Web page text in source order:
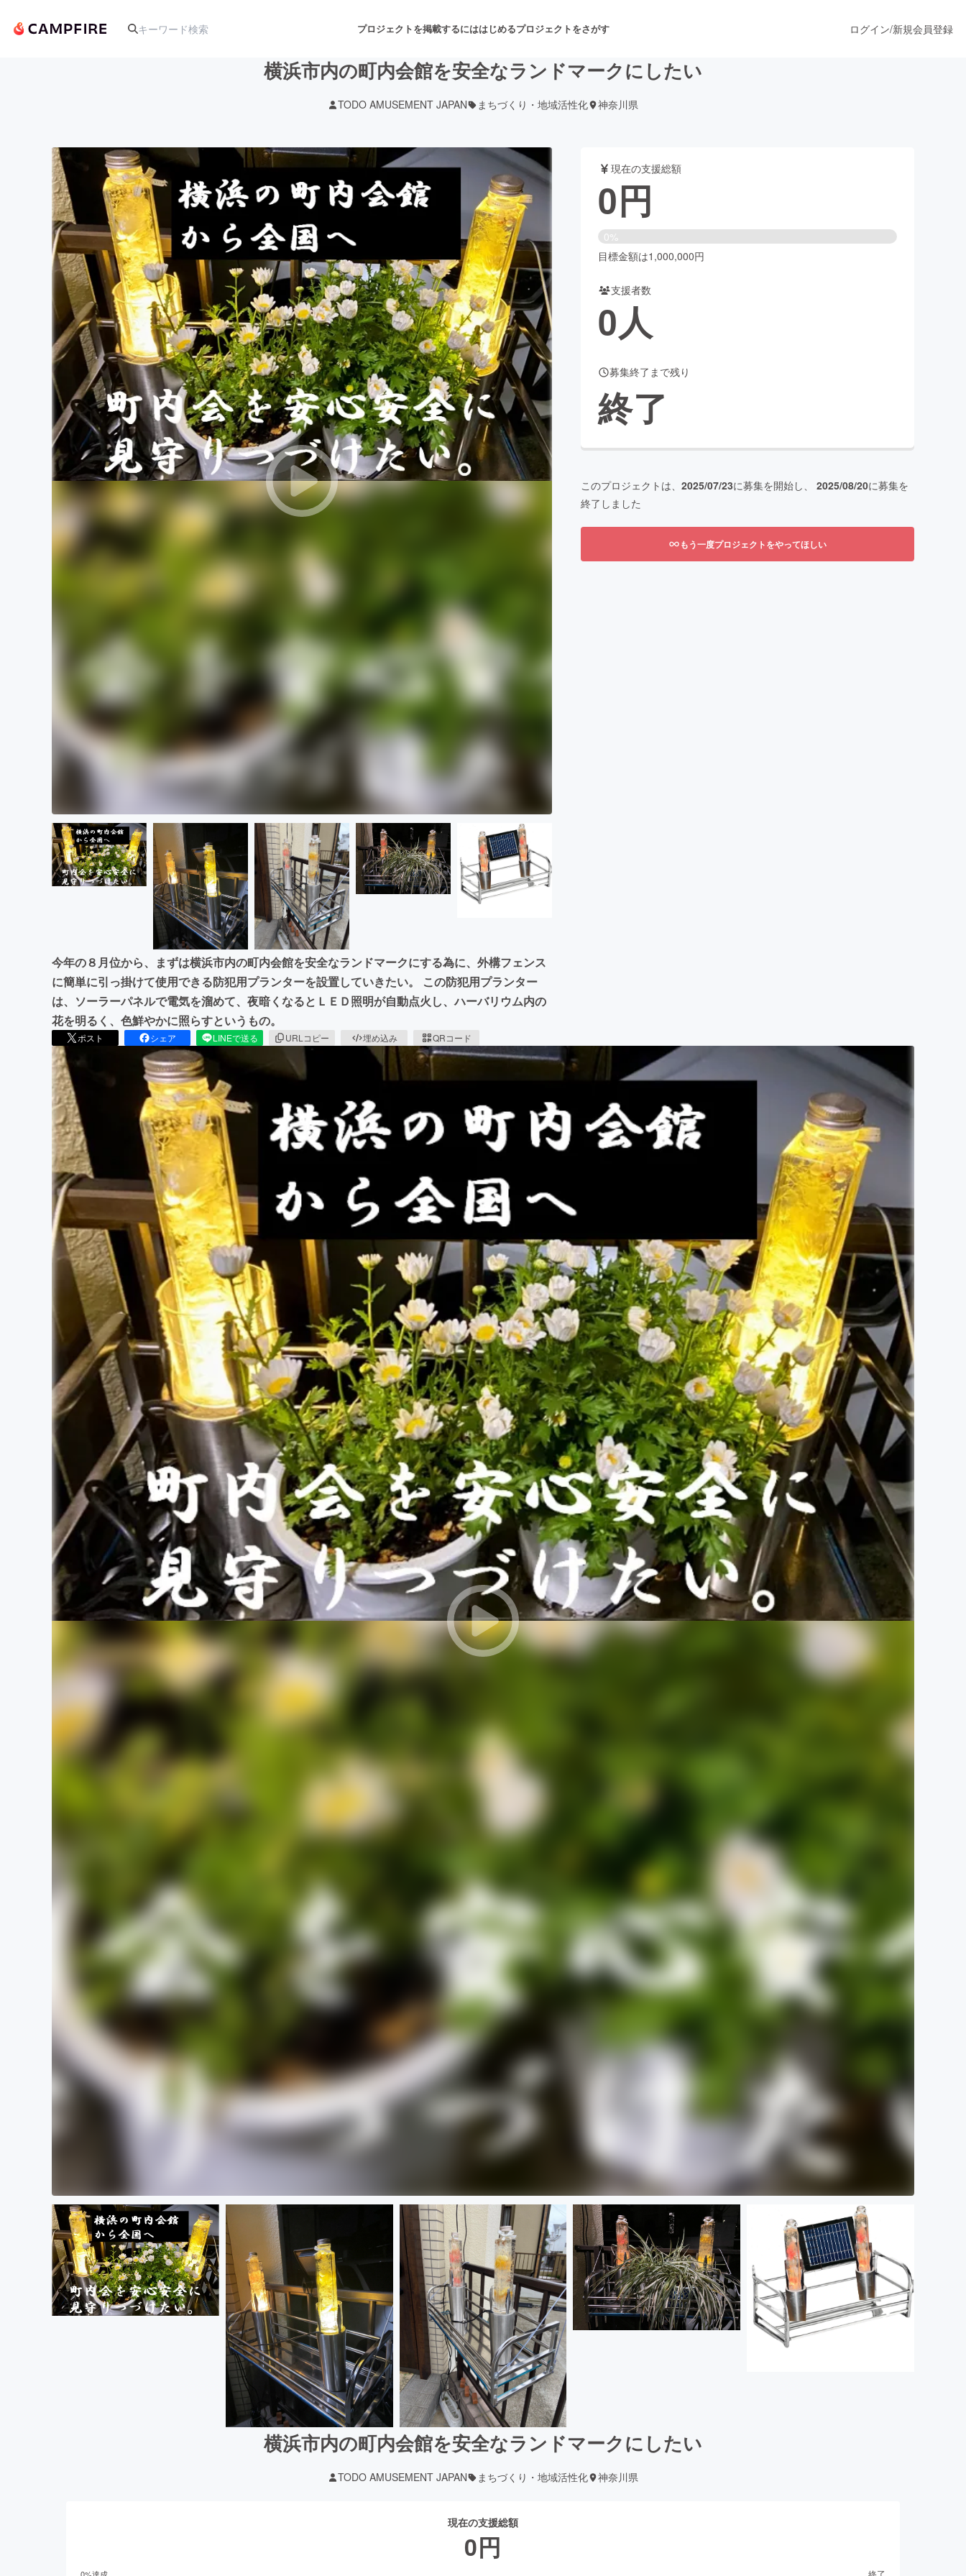
プロジェクトを掲載するにははじめるプロジェクトをさがす
アート・写真 音楽 舞台・パフォーマンス
テクノロジー・ガジェット
映像・映画 アニメ・漫画
ビジネス・起業 チャレンジ ビューティー・ヘルスケア
まちづくり・地域活性化
CAMPFIRE for Social GoodCAMPFIRE Creation
CAMPFIREふるさと納税machi-yaコミュニティ
ログイン/新規会員登録
横浜市内の町内会館を安全なランドマークにしたい
TODO AMUSEMENT JAPAN まちづくり・地域活性化 神奈川県
今年の８月位から、まずは横浜市内の町内会館を安全なランドマークにする為に、外構フェンス
に簡単に引っ掛けて使用できる防犯用プランターを設置していきたい。 この防犯用プランター
は、ソーラーパネルで電気を溜めて、夜暗くなるとＬＥＤ照明が自動点火し、ハーバリウム内の
花を明るく、色鮮やかに照らすというもの。
ポスト シェア LINEで送る URLコピー 埋め込み QRコード
現在の支援総額
0円
0%
目標金額は1,000,000円
支援者数
0人
募集終了まで残り
終了
このプロジェクトは、 2025/07/23に募集を開始し、 2025/08/20に募集を
終了しました
もう一度プロジェクトをやってほしい
横浜市内の町内会館を安全なランドマークにしたい
TODO AMUSEMENT JAPAN まちづくり・地域活性化 神奈川県
現在の支援総額
0円